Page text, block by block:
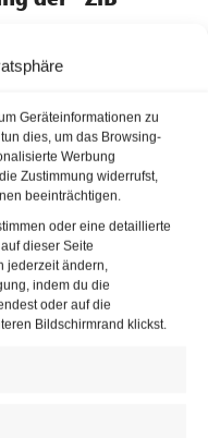
Geräteinformationen zu
dies, um das Browsing-
Werbung
Zustimmung widerrufst,
beeinträchtigen.
oder eine detaillierte
dieser Seite
jederzeit ändern,
indem du die
oder auf die
Bildschirmrand klickst.
Evolution, bei der
verbessern”,
Wrabetz
Europas”,
schon für das
er aber
März ist dagegen die
Uhr auf ORF 1 und
wie vergangene
wurde. Die
Steigerung der
sechs Prozent auf